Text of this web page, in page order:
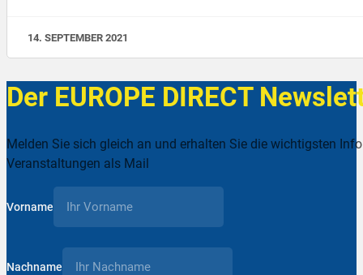
14. SEPTEMBER 2021
Der EUROPE DIRECT
Melden Sie sich gleich an und erhalten Sie die wichtigsten
Veranstaltungen als Mail
Vorname
Nachname